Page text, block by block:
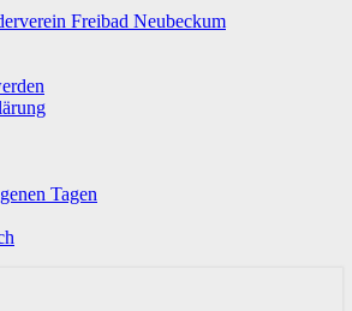
Freibad Neubeckum
Tagen